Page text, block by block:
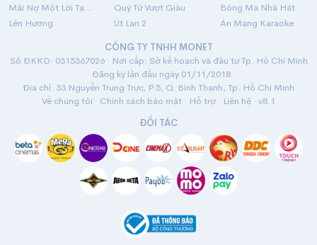
Mãi Nợ Một Lời Tạm Biệt
Quý Tử Vượt Giàu
Bóng Ma Nhà Hát
Lên Hương
Út Lan 2
Án Mạng Karaoke
CÔNG TY TNHH MONET
Số ĐKKD: 0315367026 · Nơi cấp: Sở kế hoạch và đầu tư Tp. Hồ Chí Minh
· Đăng ký lần đầu ngày 01/11/2018
Địa chỉ: 33 Nguyễn Trung Trực, P.5, Q. Bình Thạnh, Tp. Hồ Chí Minh
Về chúng tôi · Chính sách bảo mật · Hỗ trợ · Liên hệ · v8.1
ĐỐI TÁC